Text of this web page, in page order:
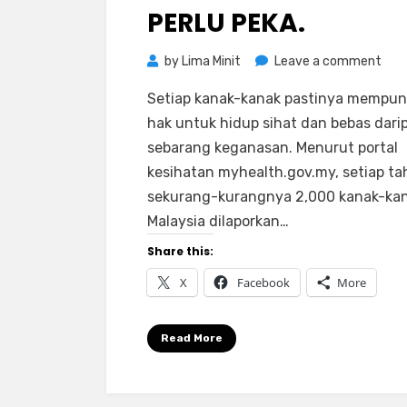
PERLU PEKA.
by Lima Minit Leave a comment
Anak
Ibu
Setiap kanak-kanak pastinya
hak untuk hidup sihat dan bebas
sebarang keganasan. Menurut portal
kesihatan myhealth.gov.my, setiap
sekurang-kurangnya 2,000 kanak-
Malaysia dilaporkan…
Share this:
X Facebook More
Read More